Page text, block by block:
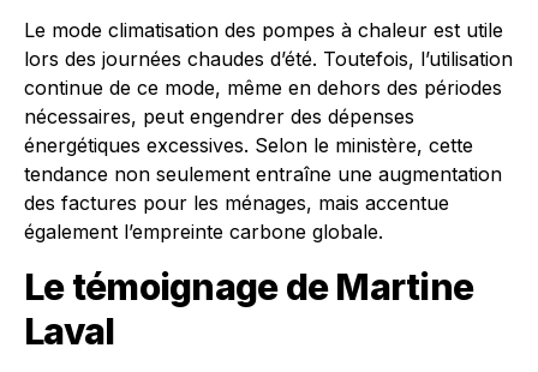
Le mode climatisation des pompes à chaleur est utile
lors des journées chaudes d’été. Toutefois, l’utilisation
continue de ce mode, même en dehors des périodes
nécessaires, peut engendrer des dépenses
énergétiques excessives. Selon le ministère, cette
tendance non seulement entraîne une augmentation
des factures pour les ménages, mais accentue
également l’empreinte carbone globale.
Le témoignage de Martine
Laval